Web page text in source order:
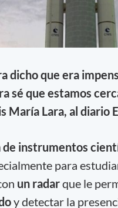
dicho que era
sé que estamos
María Lara, al diario
de instrumentos
para
un radarque le
y detectar la